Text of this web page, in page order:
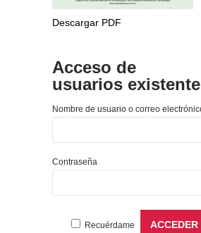
Descargar PDF
Acceso de
usuarios
Nombre de usuario o correo
Contraseña
Recuérdame